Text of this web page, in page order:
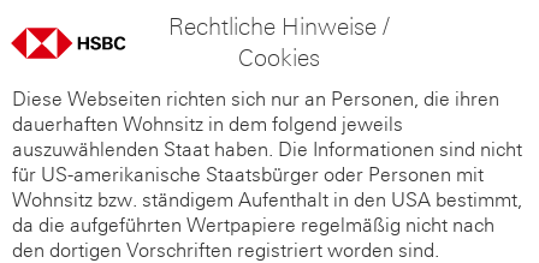
Rechtliche Hinweise /
Cookies
Diese Webseiten richten sich nur an Personen, die ihren
dauerhaften Wohnsitz in dem folgend jeweils
auszuwählenden Staat haben. Die Informationen sind nicht
für US-amerikanische Staatsbürger oder Personen mit
Wohnsitz bzw. ständigem Aufenthalt in den USA bestimmt,
da die aufgeführten Wertpapiere regelmäßig nicht nach
den dortigen Vorschriften registriert worden sind.